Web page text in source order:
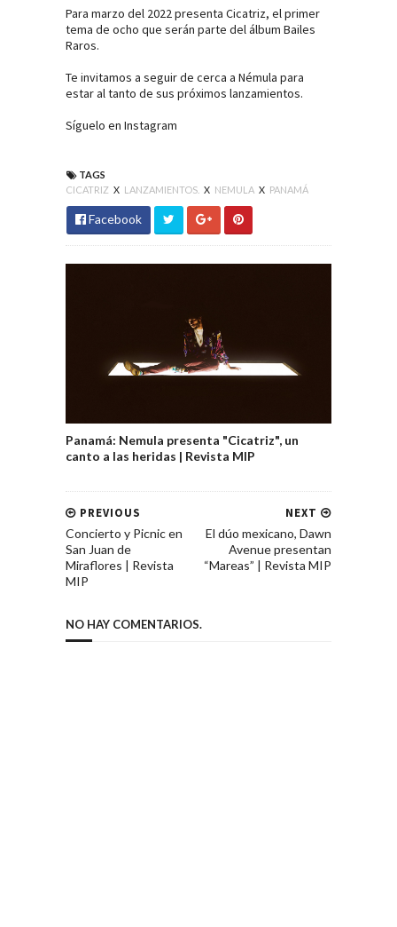
Para marzo del 2022 presenta Cicatriz, el primer
tema de ocho que serán parte del álbum Bailes
Raros.
Te invitamos a seguir de cerca a Némula para
estar al tanto de sus próximos lanzamientos.
Síguelo en Instagram
TAGS
CICATRIZ X LANZAMIENTOS. X NEMULA X PANAMÁ
Facebook
Panamá: Nemula presenta "Cicatriz", un
canto a las heridas | Revista MIP
NEXT
El dúo mexicano, Dawn
Avenue presentan
“Mareas” | Revista MIP
PREVIOUS
Concierto y Picnic en
San Juan de
Miraflores | Revista
MIP
NO HAY COMENTARIOS.